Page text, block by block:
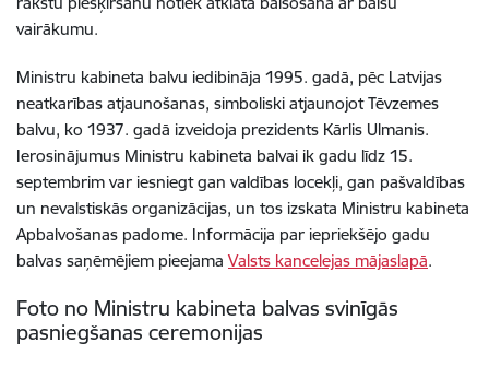
vairākumu.
Ministru kabineta balvu iedibināja 1995. gadā, pēc Latvijas
neatkarības atjaunošanas, simboliski atjaunojot Tēvzemes
balvu, ko 1937. gadā izveidoja prezidents Kārlis Ulmanis.
Ierosinājumus Ministru kabineta balvai ik gadu līdz 15.
septembrim var iesniegt gan valdības locekļi, gan pašvaldības
un nevalstiskās organizācijas, un tos izskata Ministru kabineta
Apbalvošanas padome. Informācija par iepriekšējo gadu
balvas saņēmējiem pieejama Valsts kancelejas mājaslapā.
Foto no Ministru kabineta balvas svinīgās
pasniegšanas ceremonijas